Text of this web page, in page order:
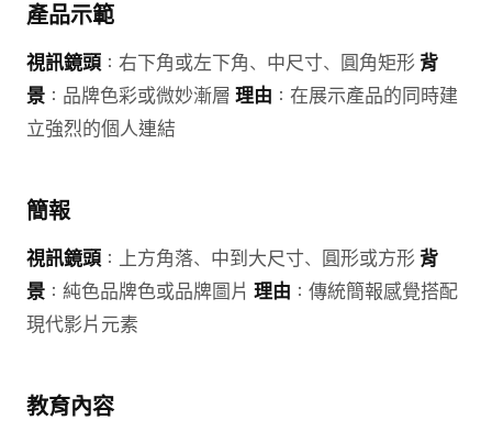
產品示範
視訊鏡頭 ：右下角或左下角、中尺寸、圓角矩形 背
景 ：品牌色彩或微妙漸層 理由 ：在展示產品的同時建
立強烈的個人連結
簡報
視訊鏡頭 ：上方角落、中到大尺寸、圓形或方形 背
景 ：純色品牌色或品牌圖片 理由 ：傳統簡報感覺搭配
現代影片元素
教育內容